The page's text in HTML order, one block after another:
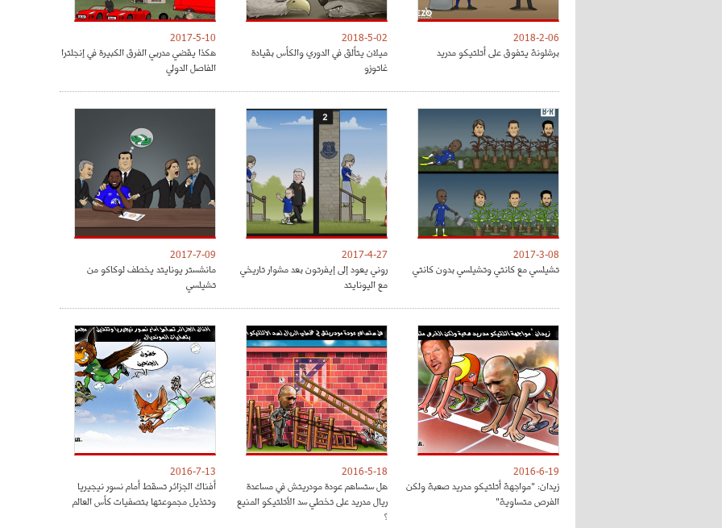
2018-2-06
برشلونة يتفوق على أتلتيكو مدريد
2018-5-02
ميلان يتألق في الدوري والكأس بقيادة
غاتوزو
2017-5-10
هكذا يقضي مدربي الفرق الكبيرة في إنجلترا
الفاصل الدولي
2017-3-08
تشيلسي مع كانتي وتشيلسي بدون كانتي
2017-4-27
روني يعود إلى إيفرتون بعد مشوار تاريخي
مع اليونايتد
2017-7-09
مانشستر يونايتد يخطف لوكاكو من
تشيلسي
2016-6-19
زيدان: "مواجهة أتلتيكو مدريد صعبة ولكن
الفرص متساوية"
2016-5-18
هل ستساهم عودة مودريتش في مساعدة
ريال مدريد على تخطي سد الأتلتيكو المنيع
؟
2016-7-13
أفناك الجزائر تسقط أمام نسور نيجيريا
وتتذيل مجموعتها بتصفيات كأس العالم